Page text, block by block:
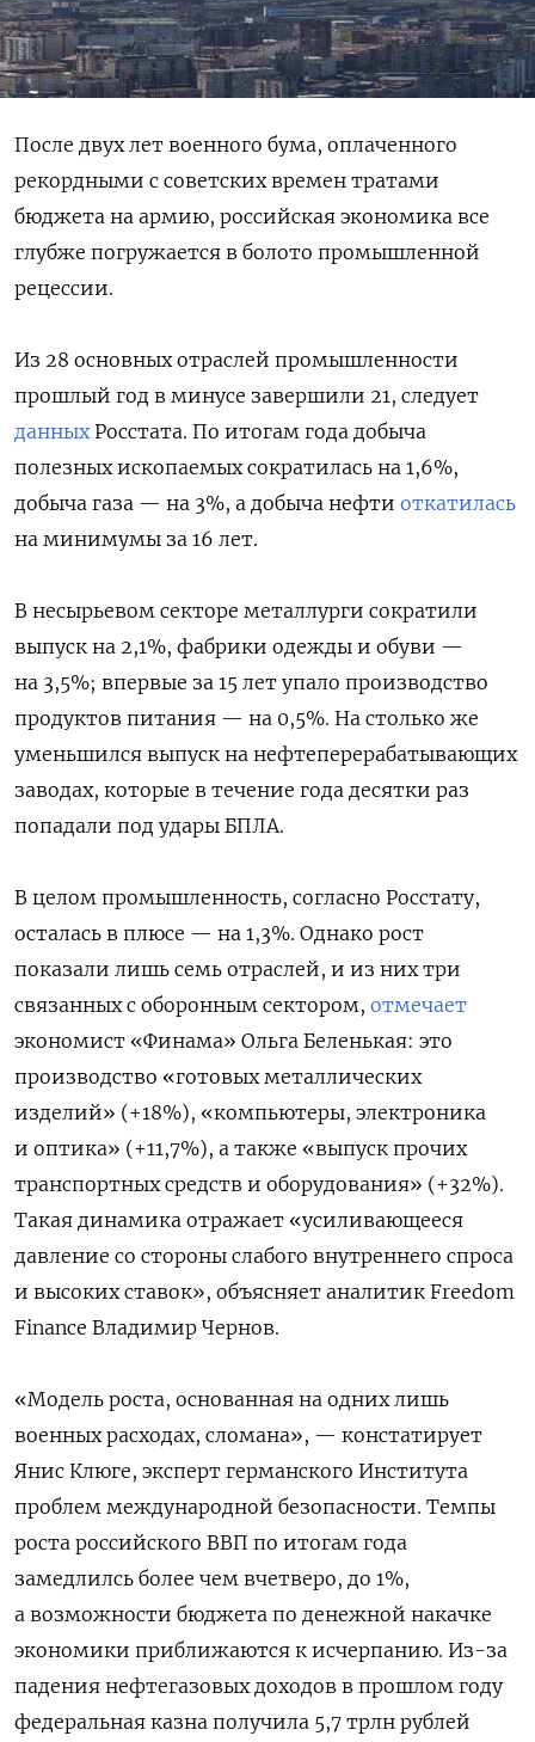
После двух лет военного бума, оплаченного
рекордными с советских времен тратами
бюджета на армию, российская экономика все
глубже погружается в болото промышленной
рецессии.
Из 28 основных отраслей промышленности
прошлый год в минусе завершили 21, следует
данныхРосстата. По итогам года добыча
полезных ископаемых сократилась на 1,6%,
добыча газа — на 3%, а добыча нефти откатилась
на минимумы за 16 лет.
В несырьевом секторе металлурги сократили
выпуск на 2,1%, фабрики одежды и обуви —
на 3,5%; впервые за 15 лет упало производство
продуктов питания — на 0,5%. На столько же
уменьшился выпуск на нефтеперерабатывающих
заводах, которые в течение года десятки раз
попадали под удары БПЛА.
В целом промышленность, согласно Росстату,
осталась в плюсе — на 1,3%. Однако рост
показали лишь семь отраслей, и из них три
связанных с оборонным сектором, отмечает
экономист «Финама» Ольга Беленькая: это
производство «готовых металлических
изделий» (+18%), «компьютеры, электроника
и оптика» (+11,7%), а также «выпуск прочих
транспортных средств и оборудования» (+32%).
Такая динамика отражает «усиливающееся
давление со стороны слабого внутреннего спроса
и высоких ставок», объясняет аналитик Freedom
Finance Владимир Чернов.
«Модель роста, основанная на одних лишь
военных расходах, сломана», — констатирует
Янис Клюге, эксперт германского Института
проблем международной безопасности. Темпы
роста российского ВВП по итогам года
замедлилсь более чем вчетверо, до 1%,
а возможности бюджета по денежной накачке
экономики приближаются к исчерпанию. Из-за
падения нефтегазовых доходов в прошлом году
федеральная казна получила 5,7 трлн рублей